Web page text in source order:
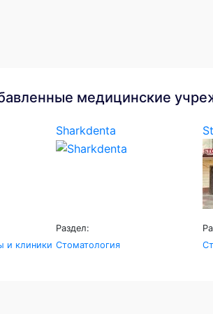
медицинские
и клиники
Sharkdenta
Раздел:
Стоматология